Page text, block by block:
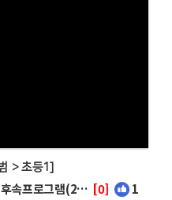
> 초등1]
2025년 초등1부 여름성경학교 후속프로그램(27일) [0] 1